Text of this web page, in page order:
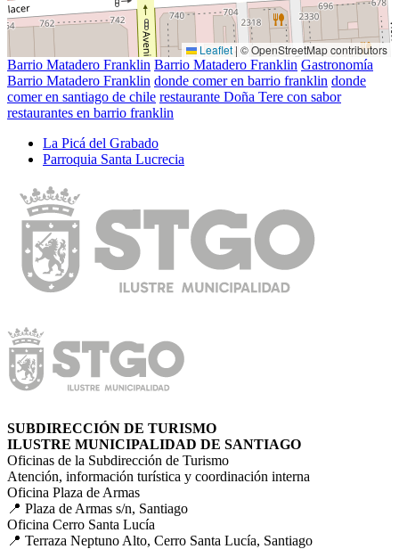
Leaflet| © OpenStreetMap contributors
Barrio Matadero Franklin Barrio Matadero Franklin Gastronomía
Barrio Matadero Franklin donde comer en barrio franklin donde
comer en santiago de chile restaurante Doña Tere con sabor
restaurantes en barrio franklin
La Picá del Grabado
Parroquia Santa Lucrecia
SUBDIRECCIÓN DE TURISMO
ILUSTRE MUNICIPALIDAD DE SANTIAGO
Oficinas de la Subdirección de Turismo
Atención, información turística y coordinación interna
Oficina Plaza de Armas
📍 Plaza de Armas s/n, Santiago
Oficina Cerro Santa Lucía
📍 Terraza Neptuno Alto, Cerro Santa Lucía, Santiago